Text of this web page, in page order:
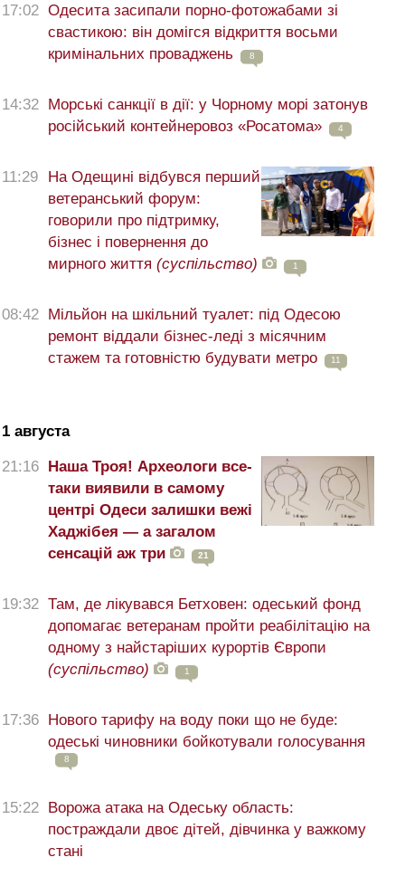
17:02 Одесита засипали порно-фотожабами зі
свастикою: він домігся відкриття восьми
кримінальних проваджень
8
14:32 Морські санкції в дії: у Чорному морі затонув
російський контейнеровоз «Росатома»
4
11:29
На Одещині відбувся перший
ветеранський форум:
говорили про підтримку,
бізнес і повернення до
мирного життя (суспільство) 1
08:42 Мільйон на шкільний туалет: під Одесою
ремонт віддали бізнес-леді з місячним
стажем та готовністю будувати метро
11
1 августа
21:16 Наша Троя! Археологи все-
таки виявили в самому
центрі Одеси залишки вежі
Хаджібея — а загалом
сенсацій аж три
21
19:32 Там, де лікувався Бетховен: одеський фонд
допомагає ветеранам пройти реабілітацію на
одному з найстаріших курортів Європи
(суспільство)
1
17:36 Нового тарифу на воду поки що не буде:
одеські чиновники бойкотували голосування
8
15:22 Ворожа атака на Одеську область:
постраждали двоє дітей, дівчинка у важкому
стані